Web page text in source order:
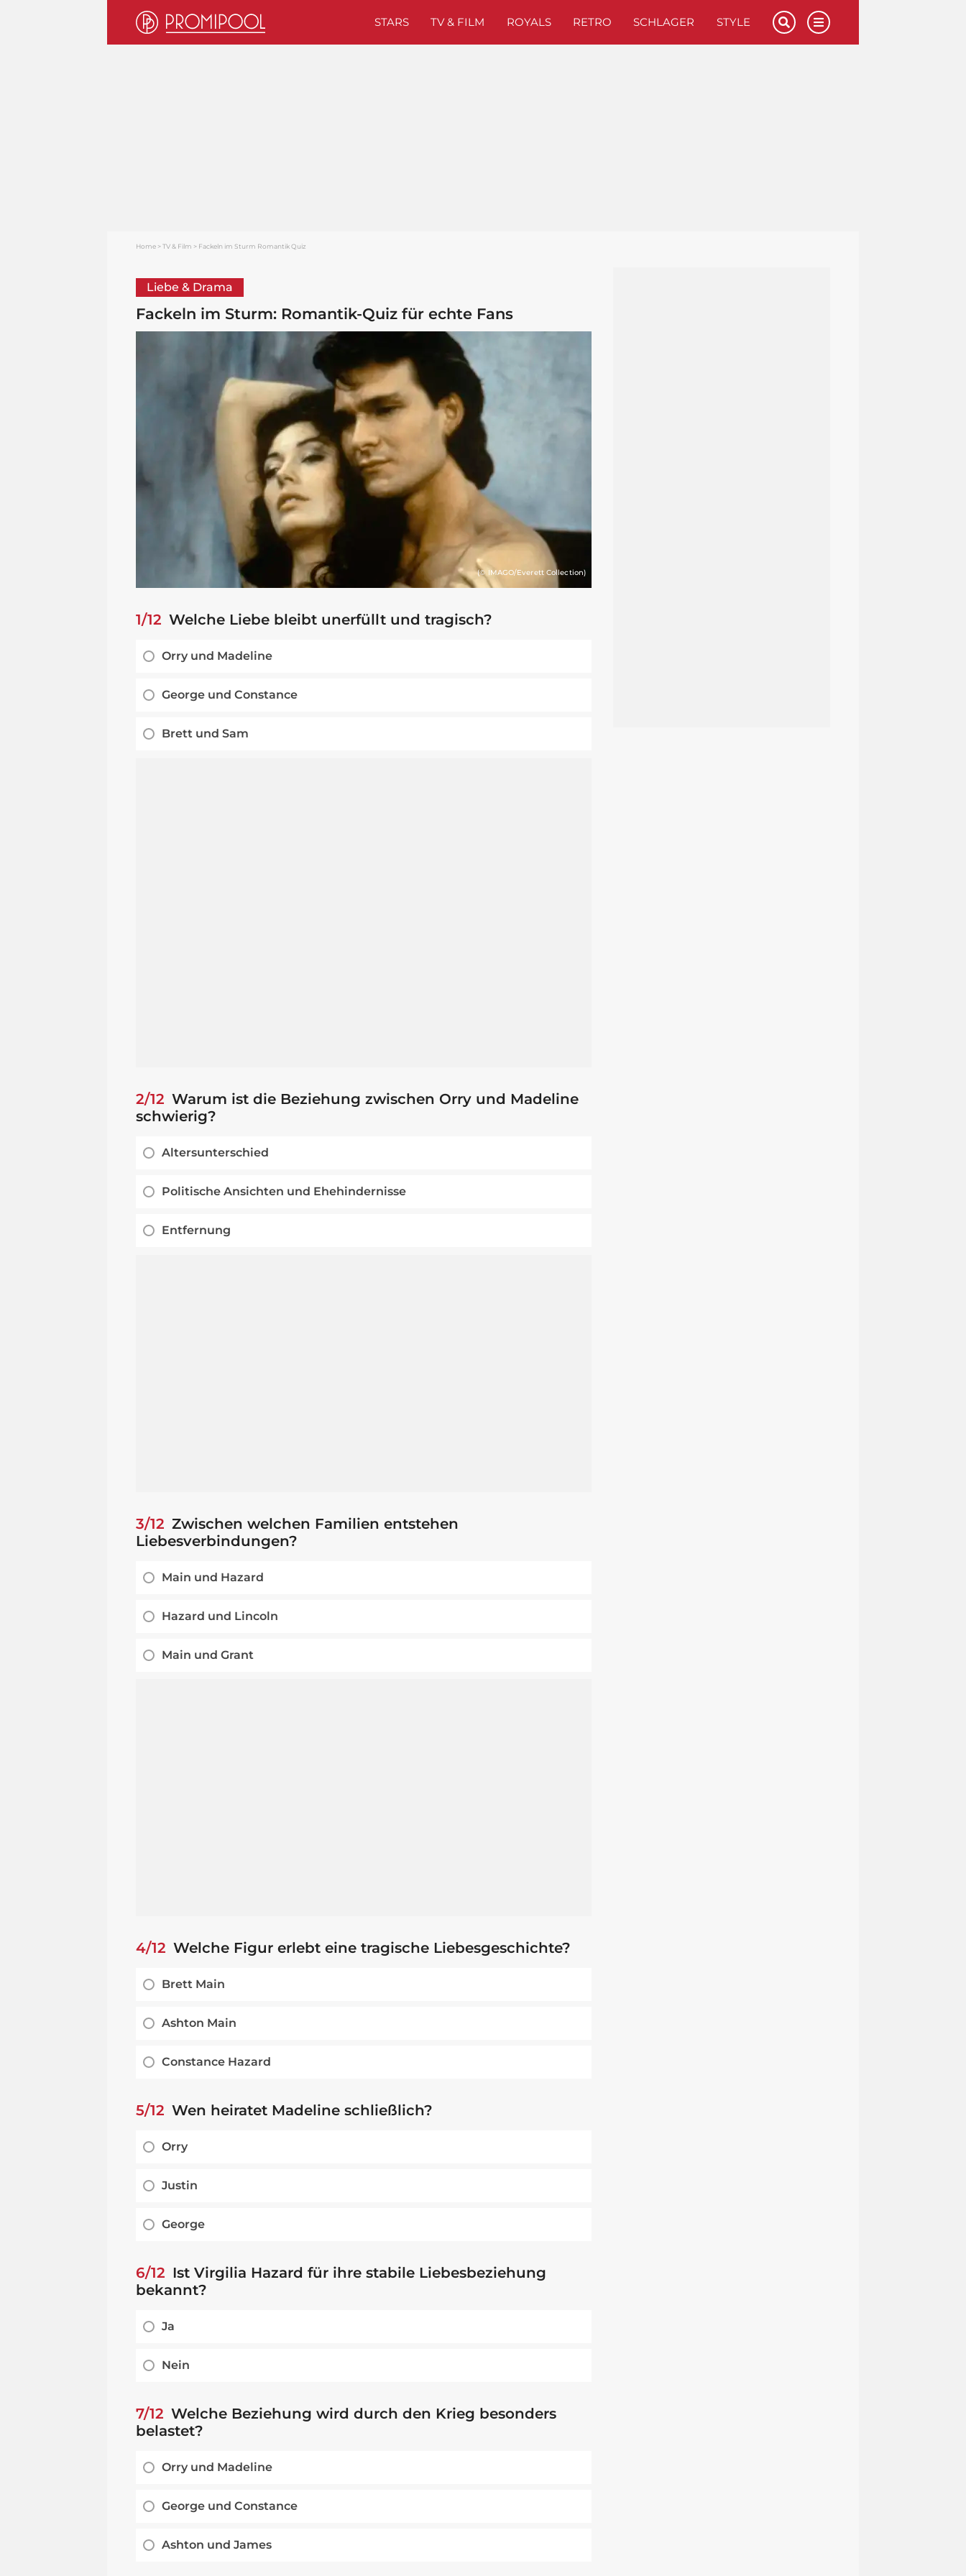
STARS TV & FILM ROYALS RETRO SCHLAGER STYLE
Home TV & Film Fackeln im Sturm Romantik Quiz
Liebe & Drama
Fackeln im Sturm: Romantik-Quiz für echte Fans
(© IMAGO/Everett Collection)
1/12 Welche Liebe bleibt unerfüllt und tragisch?
Orry und Madeline
George und Constance
Brett und Sam
2/12 Warum ist die Beziehung zwischen Orry und Madeline
schwierig?
Altersunterschied
Politische Ansichten und Ehehindernisse
Entfernung
3/12 Zwischen welchen Familien entstehen
Liebesverbindungen?
Main und Hazard
Hazard und Lincoln
Main und Grant
4/12 Welche Figur erlebt eine tragische Liebesgeschichte?
Brett Main
Ashton Main
Constance Hazard
5/12 Wen heiratet Madeline schließlich?
Orry
Justin
George
6/12 Ist Virgilia Hazard für ihre stabile Liebesbeziehung
bekannt?
Ja
Nein
7/12 Welche Beziehung wird durch den Krieg besonders
belastet?
Orry und Madeline
George und Constance
Ashton und James